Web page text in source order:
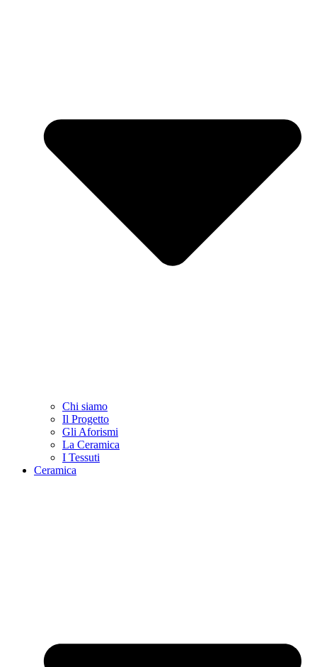
Chi siamo
Il Progetto
Gli Aforismi
La Ceramica
I Tessuti
Ceramica